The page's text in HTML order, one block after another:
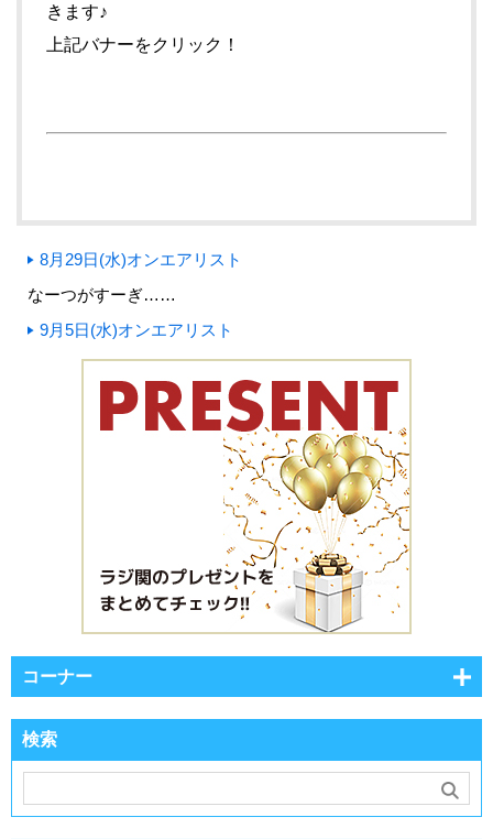
きます♪
上記バナーをクリック！
8月29日(水)オンエアリスト
なーつがすーぎ……
9月5日(水)オンエアリスト
コーナー
検索